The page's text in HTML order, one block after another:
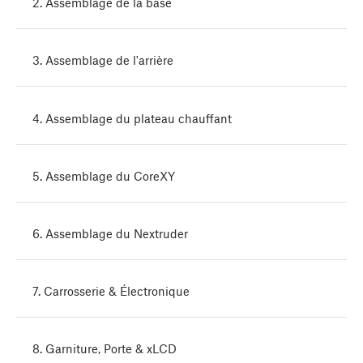
3. Assemblage de l'arrière
4. Assemblage du plateau chauffant
5. Assemblage du CoreXY
6. Assemblage du Nextruder
7. Carrosserie & Électronique
8. Garniture, Porte & xLCD